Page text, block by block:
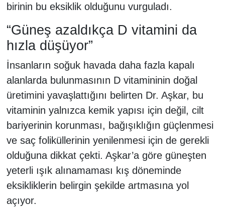
birinin bu eksiklik olduğunu vurguladı.
“Güneş azaldıkça D vitamini da
hızla düşüyor”
İnsanların soğuk havada daha fazla kapalı
alanlarda bulunmasının D vitamininin doğal
üretimini yavaşlattığını belirten Dr. Aşkar, bu
vitaminin yalnızca kemik yapısı için değil, cilt
bariyerinin korunması, bağışıklığın güçlenmesi
ve saç foliküllerinin yenilenmesi için de gerekli
olduğuna dikkat çekti. Aşkar’a göre güneşten
yeterli ışık alınamaması kış döneminde
eksikliklerin belirgin şekilde artmasına yol
açıyor.